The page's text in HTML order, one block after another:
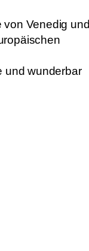
von Venedig und
und wunderbar